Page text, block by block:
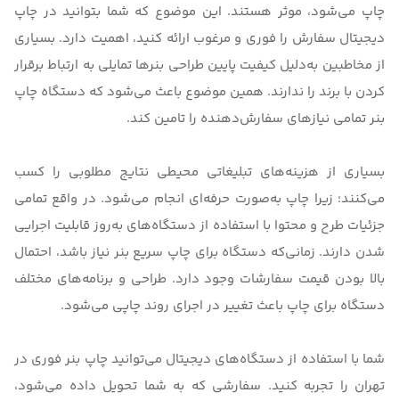
چاپ می‌شود، موثر هستند. این موضوع که شما بتوانید در چاپ
دیجیتال سفارش را فوری و مرغوب ارائه کنید، اهمیت دارد. بسیاری
از مخاطبین به‌دلیل کیفیت پایین طراحی بنرها تمایلی به ارتباط برقرار
کردن با برند را ندارند. همین موضوع باعث می‌شود که دستگاه چاپ
بنر تمامی نیازهای سفارش‌دهنده را تامین کند.
بسیاری از هزینه‌های تبلیغاتی محیطی نتایج مطلوبی را کسب
می‌کنند؛ زیرا چاپ به‌صورت حرفه‌ای انجام می‌شود. در واقع تمامی
جزئیات طرح و محتوا با استفاده از دستگاه‌های به‌روز قابلیت اجرایی
شدن دارند. زمانی‌که دستگاه برای چاپ سریع بنر نیاز باشد، احتمال
بالا بودن قیمت سفارشات وجود دارد. طراحی و برنامه‌های مختلف
دستگاه برای چاپ باعث تغییر در اجرای روند چاپی می‌شود.
شما با استفاده از دستگاه‌های دیجیتال می‌توانید چاپ بنر فوری در
تهران را تجربه کنید. سفارشی که به شما تحویل داده می‌شود،